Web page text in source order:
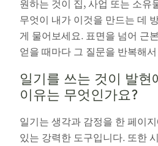
원하는 것이 집, 사업 또는 소유
무엇이 내가 이것을 만드는 데
게 물어보세요. 표면을 넘어 근
얻을 때마다 그 질문을 반복해
일기를 쓰는 것이 발현
이유는 무엇인가요?
일기는 생각과 감정을 한 페이
있는 강력한 도구입니다. 또한